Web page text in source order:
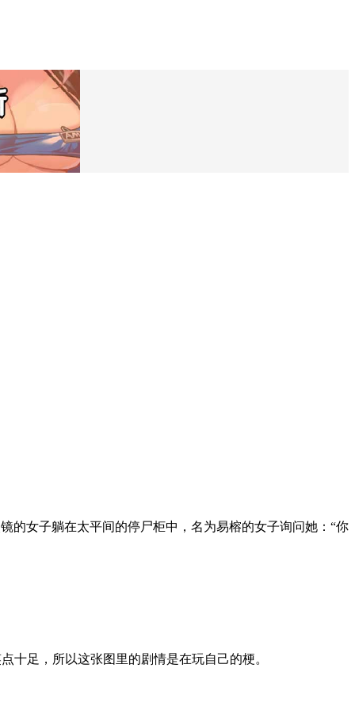
的女子躺在太平间的停尸柜中，名为易榕的女子询问她：“你
十足，所以这张图里的剧情是在玩自己的梗。